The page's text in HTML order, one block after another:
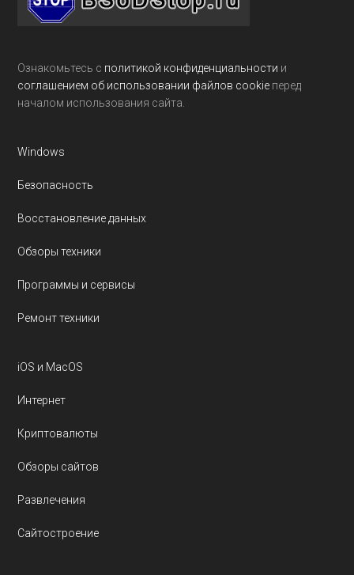
Ознакомьтесь с политикой конфиденциальности и
соглашением об использовании файлов cookie перед
началом использования сайта.
Windows
Безопасность
Восстановление данных
Обзоры техники
Программы и сервисы
Ремонт техники
iOS и MacOS
Интернет
Криптовалюты
Обзоры сайтов
Развлечения
Сайтостроение